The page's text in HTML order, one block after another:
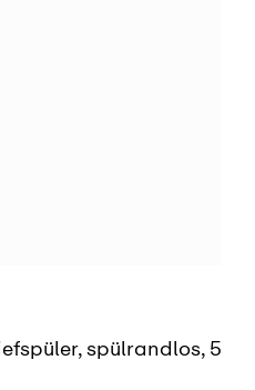
spülrandlos, 5